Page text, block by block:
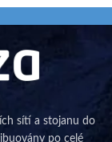
sítí a stojanu do
po celé